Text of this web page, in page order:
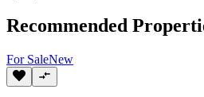
Recommended
For SaleNew